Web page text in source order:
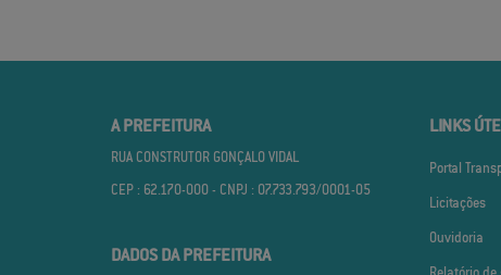
A PREFEITURA
RUA CONSTRUTOR GONÇALO VIDAL
CEP : 62.170­-000 - CNPJ : 07.733.793/0001­-05
DADOS DA PREFEITURA
LINKS
Portal
Licitações
Ouvidoria